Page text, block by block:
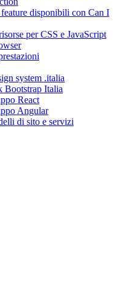
disponibili con Can I
per CSS e JavaScript
system .italia
Bootstrap Italia
React
Angular
di sito e servizi